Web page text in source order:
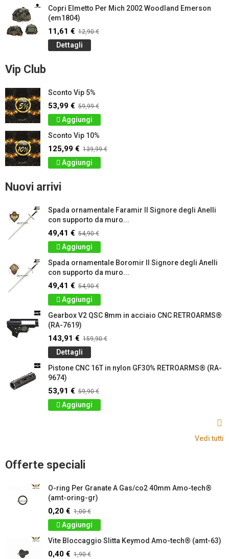
Copri Elmetto Per Mich 2002 Woodland Emerson
(em1804)
11,61 € 12,90 €
Dettagli
Vip Club
Sconto Vip 5%
53,99 € 59,99 €
Aggiungi
Sconto Vip 10%
125,99 € 139,99 €
Aggiungi
Nuovi arrivi
Spada ornamentale Faramir Il Signore degli Anelli
con supporto da muro...
49,41 € 54,90 €
Aggiungi
Spada ornamentale Boromir Il Signore degli Anelli
con supporto da muro...
49,41 € 54,90 €
Aggiungi
Gearbox V2 QSC 8mm in acciaio CNC RETROARMS®
(RA-7619)
143,91 € 159,90 €
Dettagli
Pistone CNC 16T in nylon GF30% RETROARMS® (RA-
9674)
53,91 € 59,90 €
Aggiungi
Vedi tutti
Offerte speciali
O-ring Per Granate A Gas/co2 40mm Amo-tech®
(amt-oring-gr)
0,20 € 1,00 €
Aggiungi
Vite Bloccaggio Slitta Keymod Amo-tech® (amt-63)
0,40 € 1,90 €